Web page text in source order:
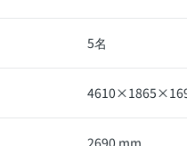
5名
2690 mm